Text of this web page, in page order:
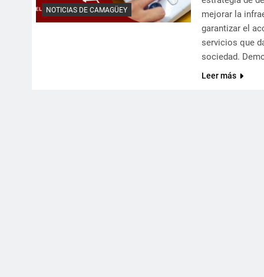
NOTICIAS DE CAMAGÜEY
mejorar la
garantizar el
servicios que
sociedad.
Leer más